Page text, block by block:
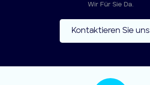
Wir Für Sie Da.
Kontaktieren Sie uns